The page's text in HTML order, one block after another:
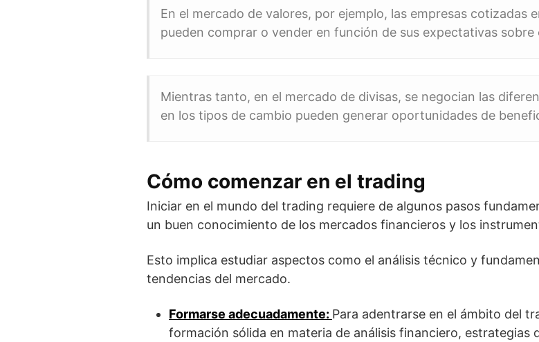
En el mercado de valores, por ejemplo, las empresas cotizadas
pueden comprar o vender en función de sus expectativas sobre
Mientras tanto, en el mercado de divisas, se negocian las
en los tipos de cambio pueden generar oportunidades de
Cómo comenzar en el trading
Iniciar en el mundo del trading requiere de algunos pasos
un buen conocimiento de los mercados financieros y los
Esto implica estudiar aspectos como el análisis técnico y
tendencias del mercado.
Formarse adecuadamente: Para adentrarse en el ámbito del
formación sólida en materia de análisis financiero, estrategias